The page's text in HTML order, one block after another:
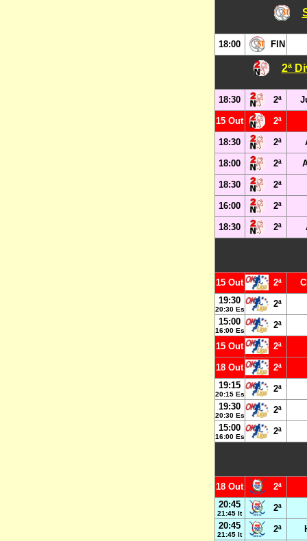
18:00 FIN
2ª
18:30 2ª
15 Out 2ª
18:30 2ª
18:00 2ª
18:30 2ª
16:00 2ª
18:30 2ª
15 Out 2ª
19:30
20:30 Es
2ª
15:00
16:00 Es
2ª
15 Out 2ª
18 Out
2ª
19:15
20:15 Es
2ª
19:30
20:30 Es
2ª
15:00
16:00 Es
2ª
18 Out
2ª
20:45
21:45 It
2ª
20:45
21:45 It
2ª